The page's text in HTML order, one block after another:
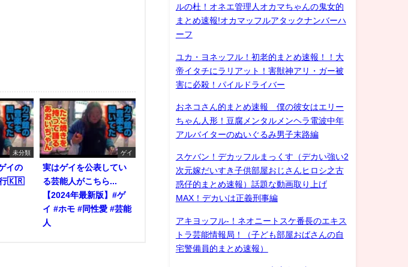
未分類
イの
行🇰🇷
ゲイ
実はゲイを公表してい
る芸能人がこちら...
【2024年最新版】#ゲ
イ #ホモ #同性愛 #芸能
人
ルの杜！オネエ管理人オカマちゃんの鬼女的
まとめ速報!オカマッフルアタックナンバーハ
ーフ
ユカ・ヨネッフル！初老的まとめ速報！！大
帝イタチにラリアット！害獣神アリ・ガー被
害に必殺！パイルドライバー
おネコさん的まとめ速報 僕の彼女はエリー
ちゃん人形！豆腐メンタルメンヘラ電波中年
アルバイターのぬいぐるみ男子末路編
スケバン！デカッフルまっくす（デカい強い2
次元嫁だいすき子供部屋おじさんヒロシ之古
惑仔的まとめ速報）話題な動画取り上げ
MAX！デカいは正義刑事編
アキヨッフル-！ネオニートスケ番長のエキス
トラ芸能情報局！（子ども部屋おばさんの自
宅警備員的まとめ速報）